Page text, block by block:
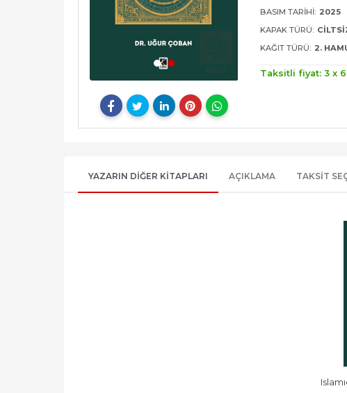
BASIM TARIHI: 2025
KAPAK TÜRÜ:
KAĞIT TÜRÜ: 2.
Taksitli fiyat: 3 x
YAZARIN DIĞER KITAPLARI AÇIKLAMA TAKSIT